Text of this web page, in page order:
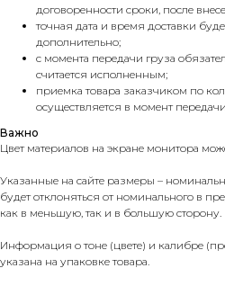
договоренности сроки, после
точная дата и время доставки
дополнительно;
с момента передачи груза
считается исполненным;
приемка товара заказчиком по
осуществляется в момент
Важно
Цвет материалов на экране монитора
Указанные на сайте размеры –
будет отклоняться от номинального в
как в меньшую, так и в большую сторону.
Информация о тоне (цвете) и калибре
указана на упаковке товара.